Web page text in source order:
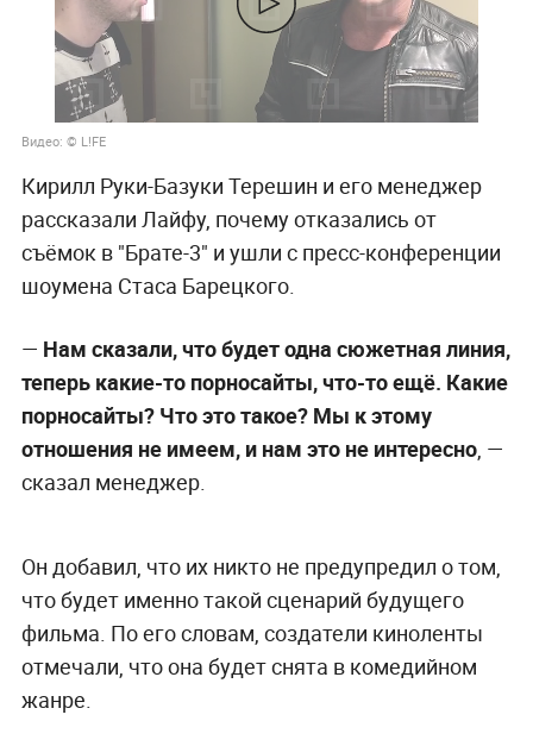
Видео: © L!FE
Кирилл Руки-Базуки Терешин и его менеджер
рассказали Лайфу, почему отказались от
съёмок в "Брате-3" и ушли с пресс-конференции
шоумена Стаса Барецкого.
— Нам сказали, что будет одна сюжетная линия,
теперь какие-то порносайты, что-то ещё. Какие
порносайты? Что это такое? Мы к этому
отношения не имеем, и нам это не интересно, —
сказал менеджер.
Он добавил, что их никто не предупредил о том,
что будет именно такой сценарий будущего
фильма. По его словам, создатели киноленты
отмечали, что она будет снята в комедийном
жанре.